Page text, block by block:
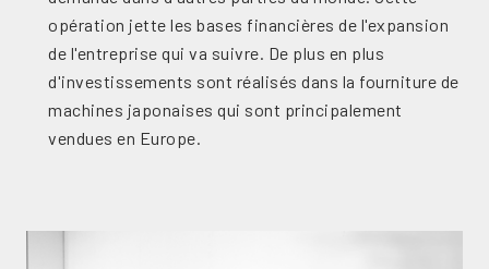
opération jette les bases financières de l'expansion
de l'entreprise qui va suivre. De plus en plus
d'investissements sont réalisés dans la fourniture de
machines japonaises qui sont principalement
vendues en Europe.